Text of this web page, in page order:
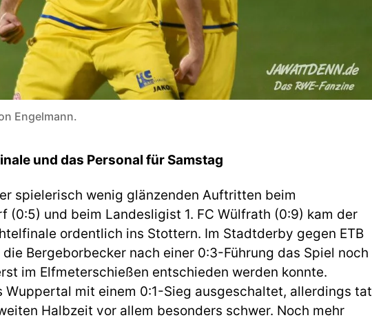
Engelmann.
und das Personal für Samstag
spielerisch wenig glänzenden Auftritten beim
(0:5) und beim Landesligist 1. FC Wülfrath (0:9) kam der
ordentlich ins Stottern. Im Stadtderby gegen ETB
Bergeborbecker nach einer 0:3-Führung das Spiel noch
im Elfmeterschießen entschieden werden konnte.
Wuppertal mit einem 0:1-Sieg ausgeschaltet, allerdings tat
Halbzeit vor allem besonders schwer. Noch mehr